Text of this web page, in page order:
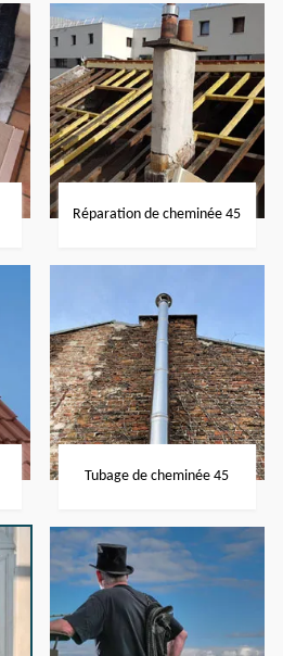
Réparation de cheminée 45
Tubage de cheminée 45